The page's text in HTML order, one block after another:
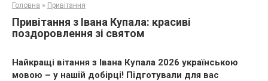
Головна » Привітання
Привітання з Івана Купала: красиві
поздоровлення зі святом
Найкращі вітання з Івана Купала 2026 українською
мовою – у нашій добірці! Підготували для вас